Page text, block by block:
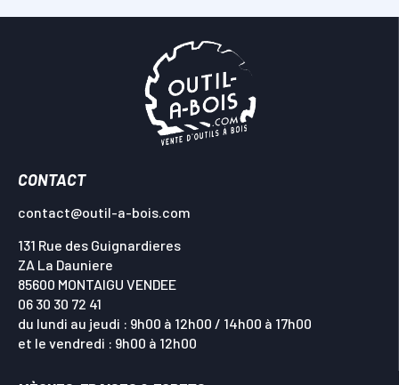
CONTACT
contact@outil-a-bois.com
131 Rue des Guignardieres
ZA La Dauniere
85600 MONTAIGU VENDEE
06 30 30 72 41
du lundi au jeudi : 9h00 à 12h00 / 14h00 à 17h00
et le vendredi : 9h00 à 12h00